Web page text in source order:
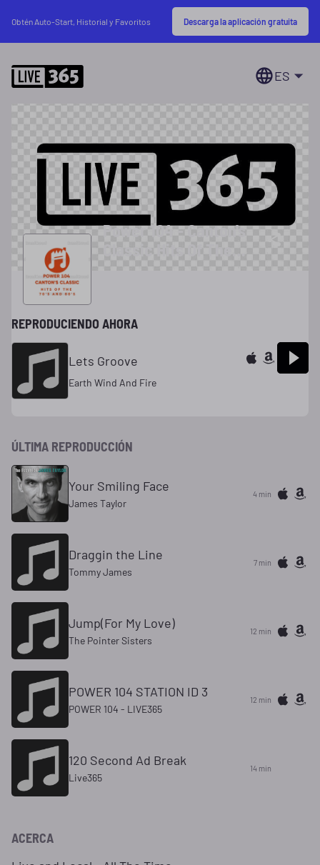
Obtén Auto-Start, Historial y Favoritos Descarga la aplicación gratuita
ES
Power 104 - Canton's
REPRODUCIENDO AHORA
Lets Groove
Earth Wind And Fire
ÚLTIMA REPRODUCCIÓN
Your Smiling Face
James Taylor
4 min
Draggin the Line
Tommy James
7 min
Jump(For My Love)
The Pointer Sisters
12 min
POWER 104 STATION ID 3
POWER 104 - LIVE365
12 min
120 Second Ad Break
Live365
14 min
ACERCA